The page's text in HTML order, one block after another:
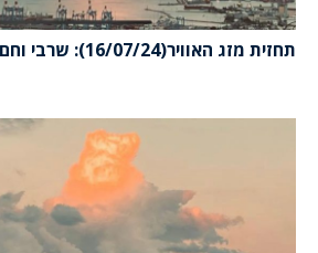
תחזית מזג האוויר(16/07/24): שרבי וחם, בחוף הביל